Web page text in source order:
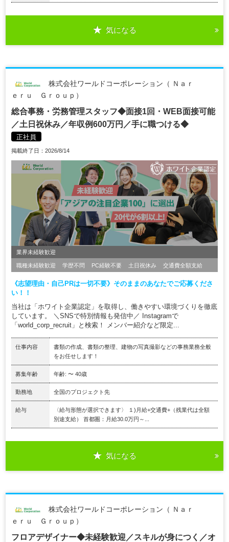
気になる
株式会社ワールドコーポレーション（ Ｎａｒ
ｅｒｕ Ｇｒｏｕｐ）
総合事務・労務管理スタッフ◆面接1回・WEB面接可能
／土日祝休み／年収例600万円／手に職つける◆
正社員
掲載終了日：2026/8/14
業界未経験歓迎
職種未経験歓迎 学歴不問 PC経験不要 土日祝休み 交通費全額支給
《志望理由・自己PRは一切不要》そのままのあなたでご応募くださ
い！！
当社は「ホワイト企業認定」を取得し、働きやすい環境づくりを徹底
しています。 ＼SNSで特別情報も発信中／ Instagramで
「world_corp_recruit」と検索！ メンバー紹介など限定...
仕事内容
書類の作成、書類の整理、建物の写真撮影などの事務業務全般
をお任せします！
募集年齢 年齢: 〜 40歳
勤務地 全国のプロジェクト先
給与
〈給与形態が選択できます〉 １)月給+交通費+（残業代は全額
別途支給） 首都圏：月給30.0万円～...
気になる
株式会社ワールドコーポレーション（ Ｎａｒ
ｅｒｕ Ｇｒｏｕｐ）
フロアデザイナー◆未経験歓迎／スキルが身につく／オ